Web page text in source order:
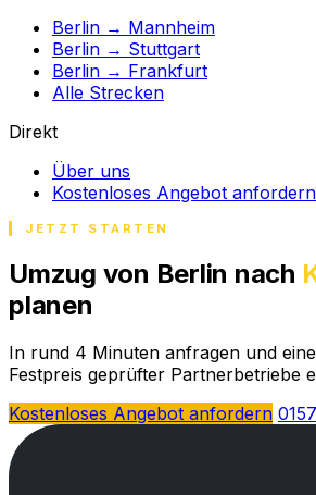
Berlin → Mannheim
Berlin → Stuttgart
Berlin → Frankfurt
Alle Strecken
Direkt
Über uns
Kostenloses Angebot anfordern
JETZT STARTEN
Umzug von Berlin nach
planen
In rund 4 Minuten anfragen und
Festpreis geprüfter Partnerbetriebe
Kostenloses Angebot anfordern